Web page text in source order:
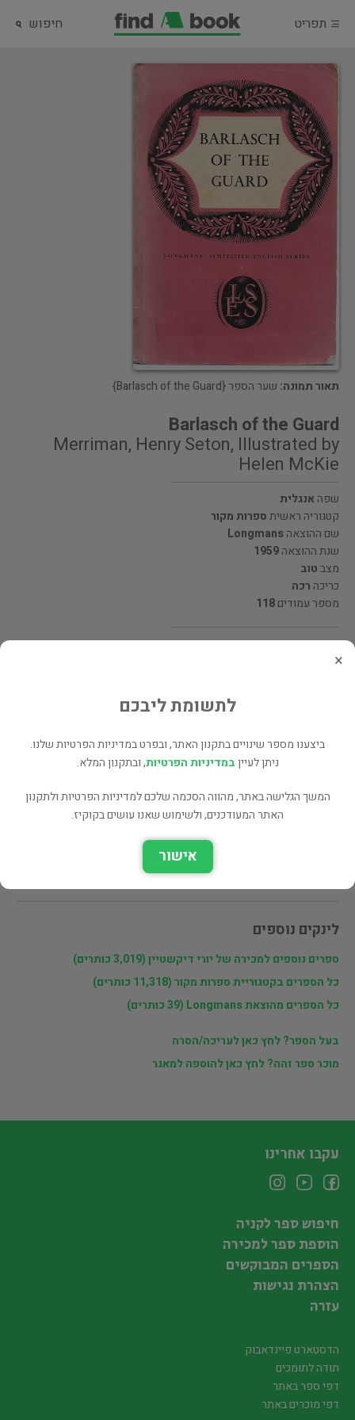
תפריט חיפוש
תאור תמונה: שער הספר {Barlasch of the Guard}
Barlasch of the Guard
Merriman, Henry Seton, Illustrated by
Helen McKie
שפהאנגלית
קטגוריה ראשיתספרות מקור
שם ההוצאהLongmans
שנת ההוצאה1959
מצבטוב
כריכה רכה
מספר עמודים118
מחיר 45 ₪
המחיר כולל משלוח
לינקים נוספים
ספרים נוספים למכירה של יורי דיקשטיין (3,019 כותרים)
כל הספרים בקטגוריית ספרות מקור (11,318 כותרים)
כל הספרים מהוצאת Longmans (39 כותרים)
בעל הספר? לחץ כאן לעריכה/הסרה
מוכר ספר זהה? לחץ כאן להוספה למאגר
×
לתשומת ליבכם
ביצענו מספר שינויים בתקנון האתר, ובפרט במדיניות הפרטיות שלנו.
ניתן לעייןבמדיניות הפרטיות, ובתקנון המלא.
המשך הגלישה באתר, מהווה הסכמה שלכם למדיניות הפרטיות ולתקנון
האתר המעודכנים, ולשימוש שאנו עושים בקוקיז.
אישור
עקבו אחרינו
חיפוש ספר לקניה
הוספת ספר למכירה
הספרים המבוקשים
הצהרת נגישות
עזרה
הדסטארט פיינדאבוק
תודה לתומכים
דפי ספר באתר
דפי מוכרים באתר